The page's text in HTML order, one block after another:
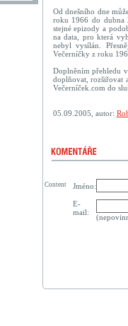
Od dnešního dne
roku 1966 do dubna
stejné epizody a
na data, pro která
nebyl vysílán.
Večerníčky z roku
Doplněním přehledu
doplňovat, rozšiřovat
Večerníček.com do
05.09.2005, autor:
Jméno:
E-
mail:
Content